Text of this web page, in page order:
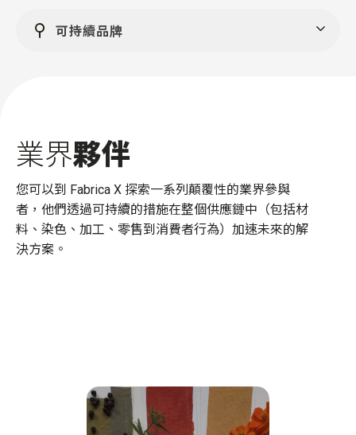
可持續品牌
業界夥伴
您可以到 Fabrica X 探索一系列顛覆性的業界參與
者， 他們透過可持續的措施在整個供應鏈中 （包括材
料、染色、 加工 、零售到消費者行為） 加速未來的解
決方案。